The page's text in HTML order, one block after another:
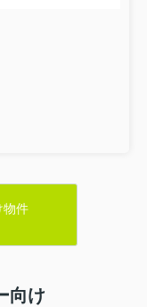
物件
向け